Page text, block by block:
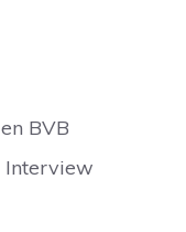
BVB
Interview